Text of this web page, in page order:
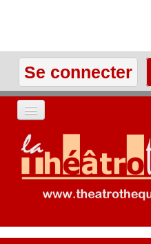
Se connecter
ACCUEIL
LES TEXTES